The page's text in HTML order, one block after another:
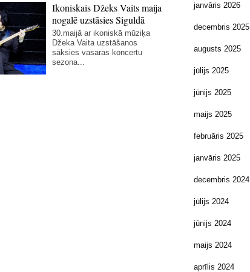
Ikoniskais Džeks Vaits maija
nogalē uzstāsies Siguldā
30.maijā ar ikoniskā mūziķa
Džeka Vaita uzstāšanos
sāksies vasaras koncertu
sezona...
janvāris 2026
decembris 2025
augusts 2025
jūlijs 2025
jūnijs 2025
maijs 2025
februāris 2025
janvāris 2025
decembris 2024
jūlijs 2024
jūnijs 2024
maijs 2024
aprīlis 2024